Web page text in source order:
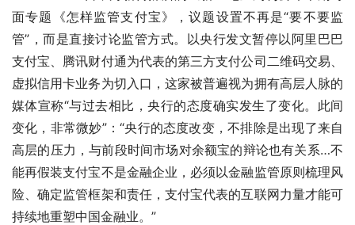
面专题《怎样监管支付宝》，议题设置不再是“要不要监
管”，而是直接讨论监管方式。以央行发文暂停以阿里巴巴
支付宝、腾讯财付通为代表的第三方支付公司二维码交易、
虚拟信用卡业务为切入口，这家被普遍视为拥有高层人脉的
媒体宣称“与过去相比，央行的态度确实发生了变化。此间
变化，非常微妙”：“央行的态度改变，不排除是出现了来自
高层的压力，与前段时间市场对余额宝的辩论也有关系…不
能再假装支付宝不是金融企业，必须以金融监管原则梳理风
险、确定监管框架和责任，支付宝代表的互联网力量才能可
持续地重塑中国金融业。”